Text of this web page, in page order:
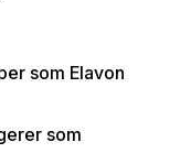
som Elavon
som